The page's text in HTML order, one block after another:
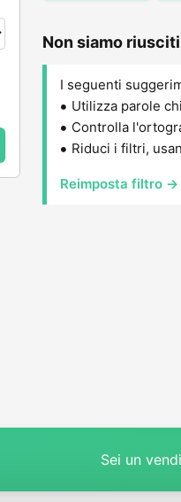
Non siamo
I seguenti
Utilizza parole
Controlla
Riduci i filtri,
Reimposta filtro →
Sei un